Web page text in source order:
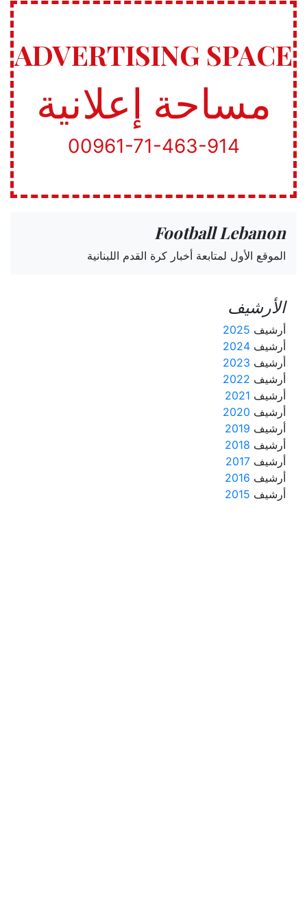
ADVERTISING SPACE
مساحة إعلانية
00961-71-463-914
Football Lebanon
الموقع الأول لمتابعة أخبار كرة القدم اللبنانية
الأرشيف
أرشيف 2025
أرشيف 2024
أرشيف 2023
أرشيف 2022
أرشيف 2021
أرشيف 2020
أرشيف 2019
أرشيف 2018
أرشيف 2017
أرشيف 2016
أرشيف 2015